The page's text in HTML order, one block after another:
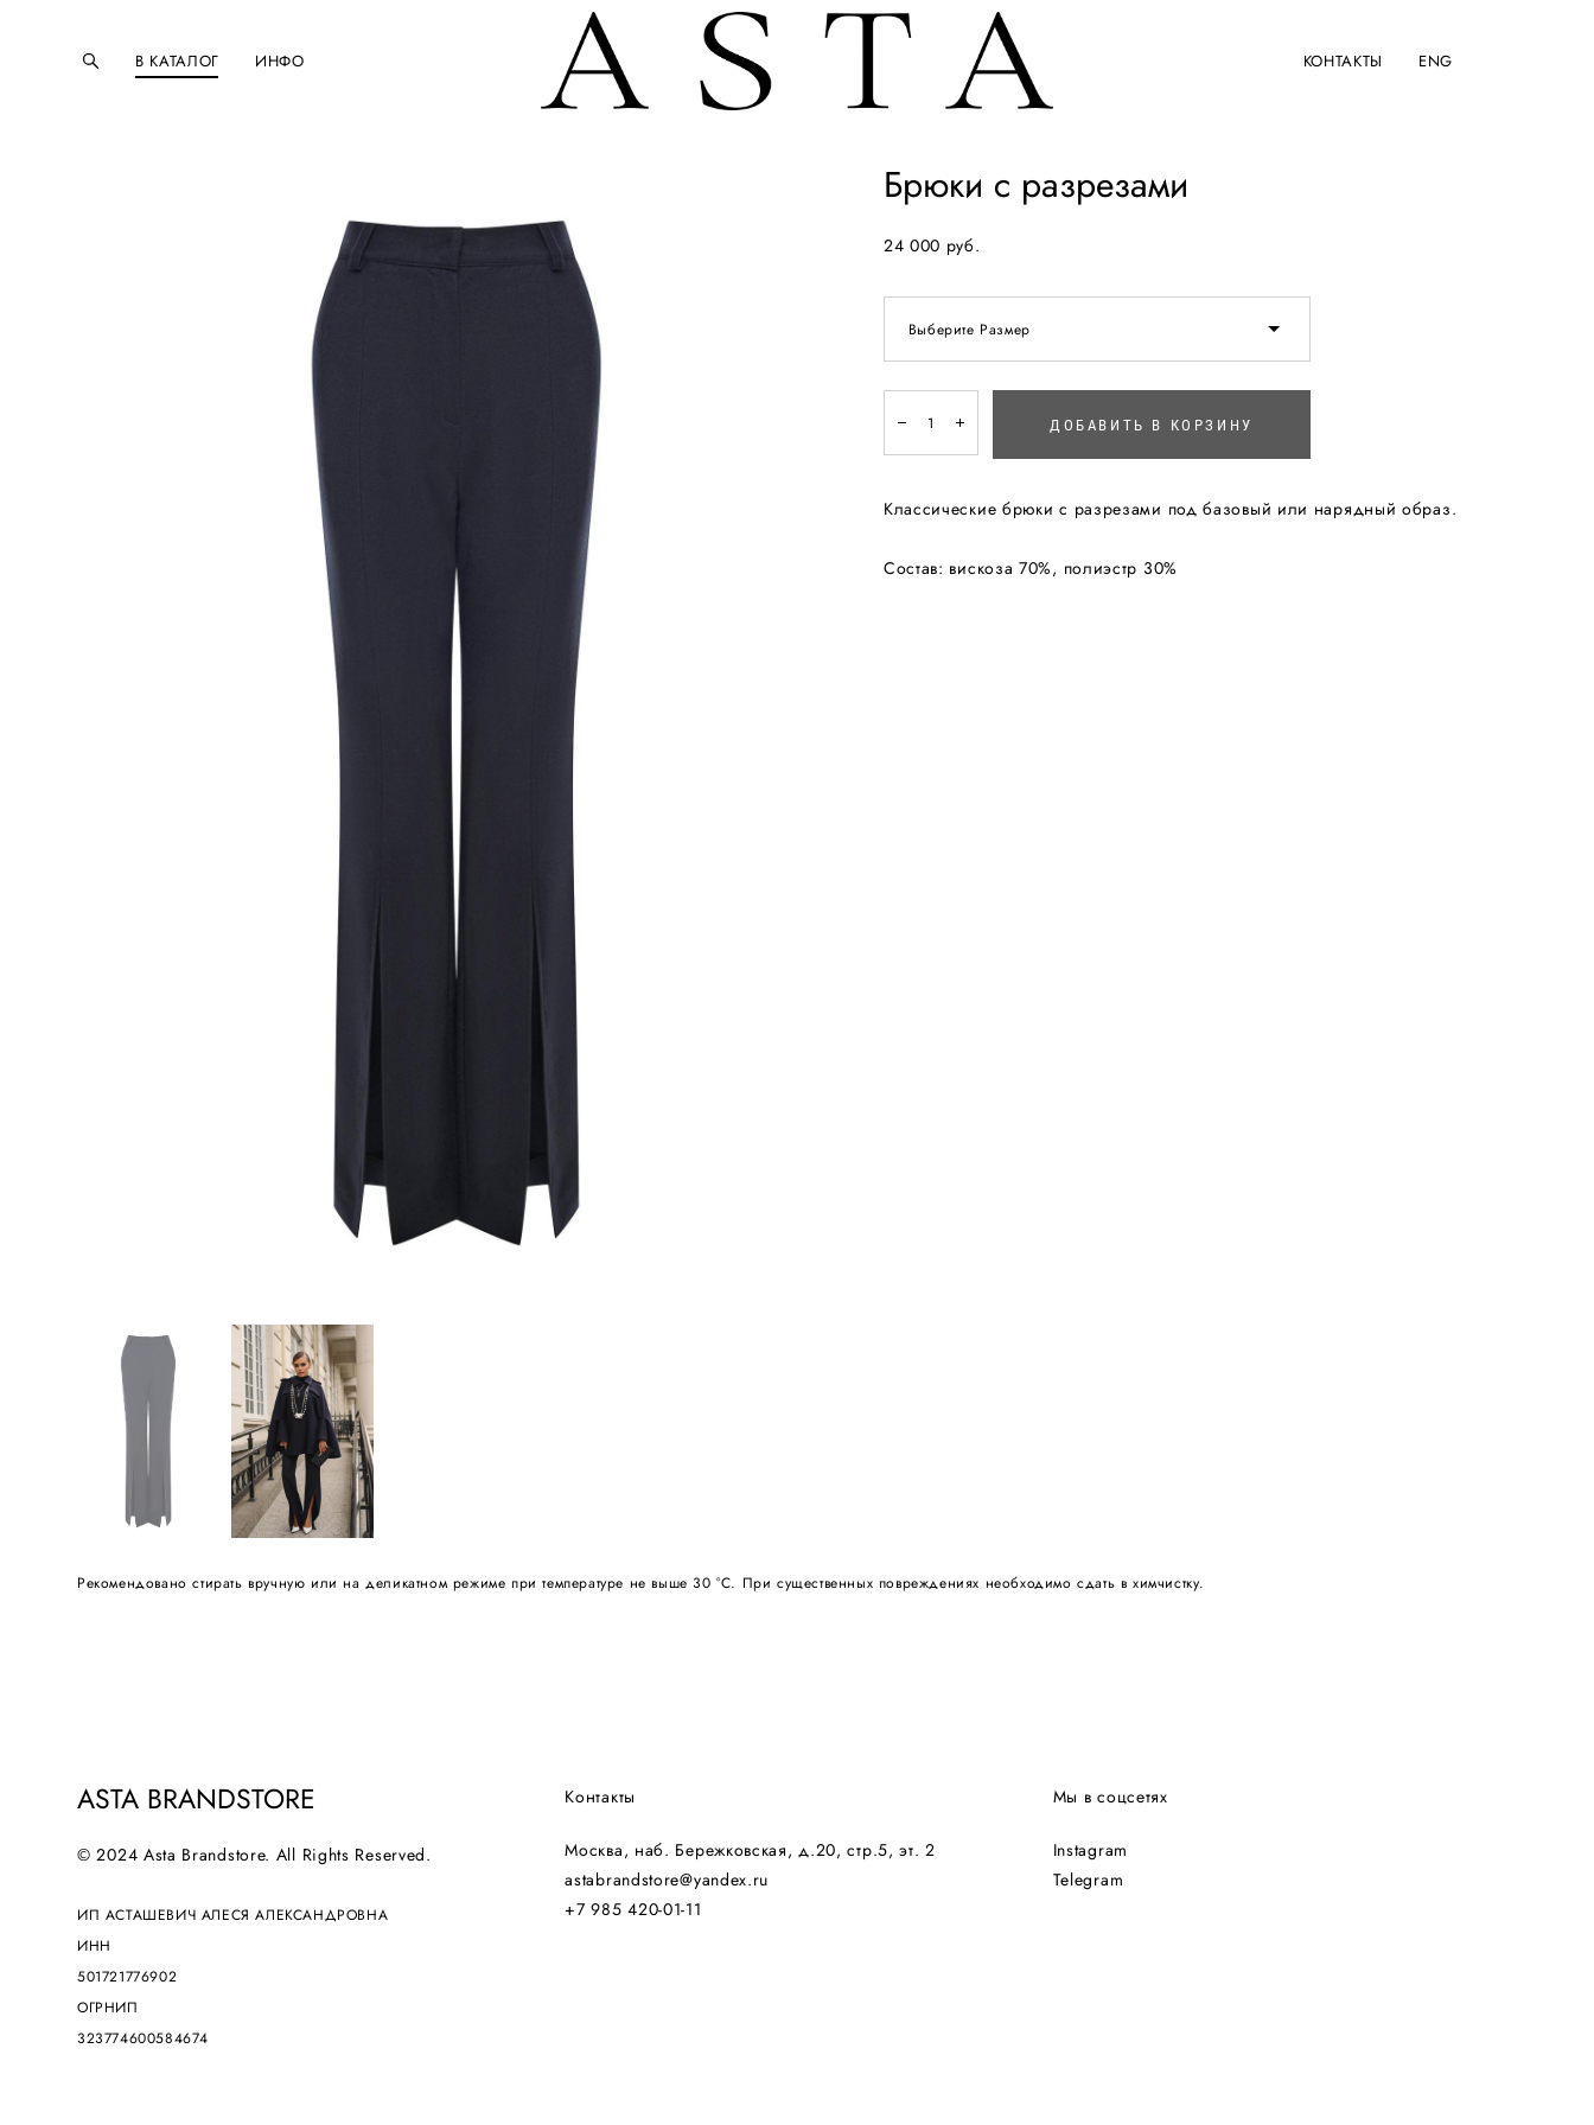
В КАТАЛОГ ИНФО КОНТАКТЫ ENG
Брюки с разрезами
24 000 pуб.
Выберите Размер
ДОБАВИТЬ В КОРЗИНУ
Классические брюки с разрезами под базовый или нарядный образ.
Состав: вискоза 70%, полиэстр 30%
Рекомендовано стирать вручную или на деликатном режиме при температуре не выше 30 °С. При существенных повреждениях необходимо сдать в химчистку.
ASTA BRANDSTORE
© 2024 Asta Brandstore. All Rights Reserved.
ИП АСТАШЕВИЧ АЛЕСЯ АЛЕКСАНДРОВНА
ИНН
501721776902
ОГРНИП
323774600584674
Контакты
Москва, наб. Бережковская, д.20, стр.5, эт. 2
astabrandstore@yandex.ru
+7 985 420-01-11
Мы в соцсетях
Instagram
Telegram